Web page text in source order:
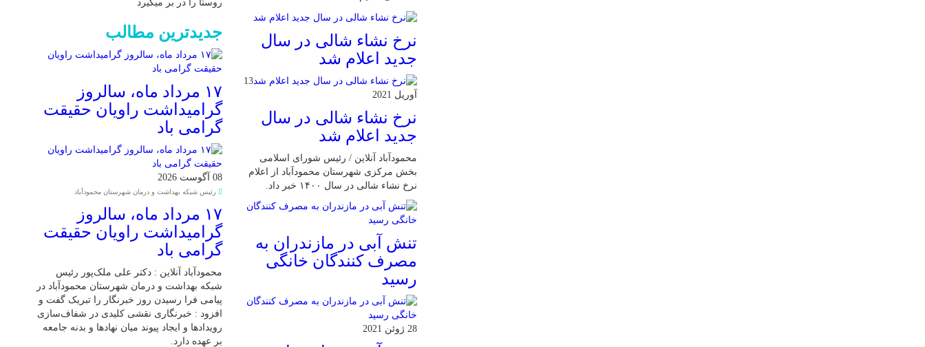
نرخ نشاء شالی در سال
جدید اعلام شد
13
آوریل 2021
نرخ نشاء شالی در سال
جدید اعلام شد
محمودآباد آنلاین / رئیس شورای اسلامی
بخش مرکزی شهرستان محمودآباد از اعلام
نرخ نشاء شالی در سال ۱۴۰۰ خبر داد.
تنش آبی در مازندران به
مصرف كنندگان خانگی
رسيد
28 ژوئن 2021
روستا را در بر میگیرد
جدیدترین مطالب
۱۷ مرداد ماه، سالروز
گرامیداشت راویان حقیقت
گرامی باد
08 آگوست 2026
رئیس شبکه بهداشت و درمان شهرستان محمودآباد
۱۷ مرداد ماه، سالروز
گرامیداشت راویان حقیقت
گرامی باد
محمودآباد آنلاین : دکتر علی ملک‌پور رئیس
شبکه بهداشت و درمان شهرستان محمودآباد در
پیامی فرا رسیدن روز خبرنگار را تبریک گفت و
افزود : خبرنگاری نقشی کلیدی در شفاف‌سازی
رویدادها و ایجاد پیوند میان نهادها و بدنه جامعه
بر عهده دارد.